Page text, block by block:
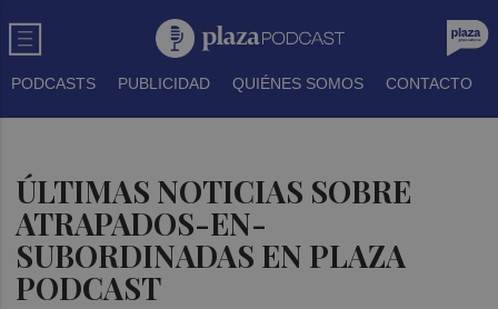
PODCASTS PUBLICIDAD QUIÉNES SOMOS CONTACTO
ÚLTIMAS NOTICIAS SOBRE
ATRAPADOS-EN-
SUBORDINADAS EN PLAZA
PODCAST